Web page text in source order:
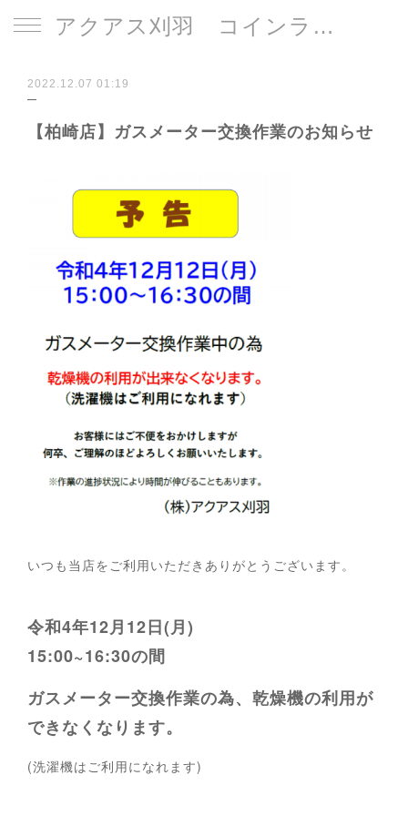
アクアス刈羽 コインランドリー
2022.12.07 01:19
【柏崎店】ガスメーター交換作業のお知らせ
いつも当店をご利用いただきありがとうございます。
令和4年12月12日(月)
15:00~16:30の間
ガスメーター交換作業の為、 乾燥機の利用が
できなくなります。
(洗濯機はご利用になれます)